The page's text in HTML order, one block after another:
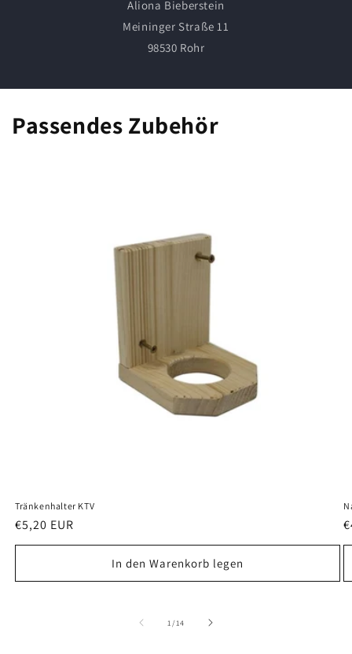
Aliona Bieberstein
Meininger Straße 11
98530 Rohr
Passendes Zubehör
Tränkenhalter KTV
Normaler
Preis
€5,20 EUR
In den Warenkorb legen
1/von
14